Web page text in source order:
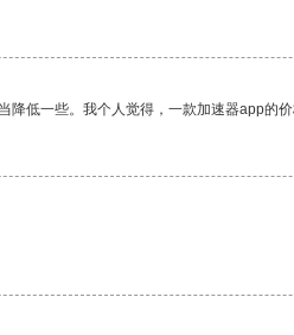
降低一些。我个人觉得，一款加速器app的价